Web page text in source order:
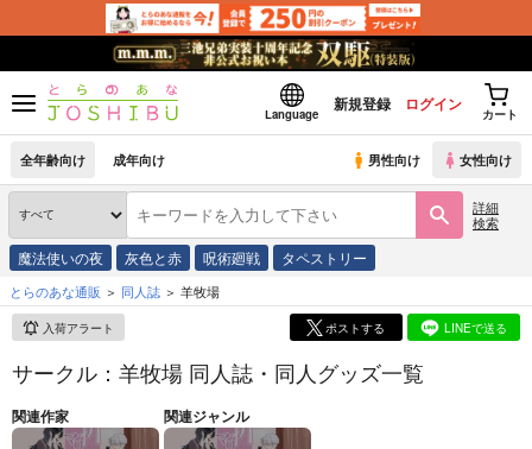
Language
新規登録 ログイン
カート
全年齢向け 成年向け 男性向け 女性向け
詳細
検索
魔法使いの夜 灰色と赤 呪術廻戦 タペストリー
とらのあな通販 同人誌 羊牧場
入荷アラート ポストする LINEで送る
サークル：羊牧場 同人誌・同人グッズ一覧
関連作家 関連ジャンル